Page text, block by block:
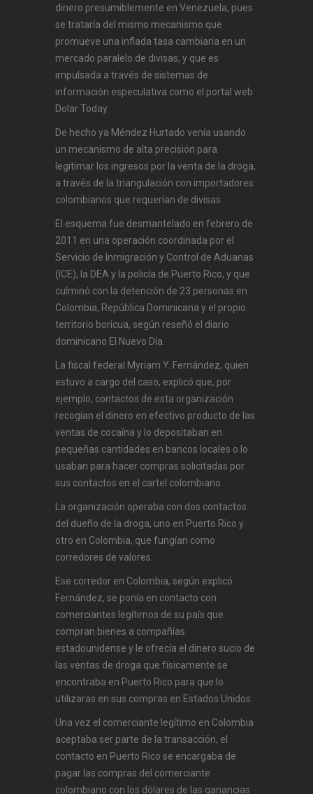
dinero presumiblemente en Venezuela, pues
se trataría del mismo mecanismo que
promueve una inflada tasa cambiaria en un
mercado paralelo de divisas, y que es
impulsada a través de sistemas de
información especulativa como el portal web
Dolar Today.
De hecho ya Méndez Hurtado venía usando
un mecanismo de alta precisión para
legitimar los ingresos por la venta de la droga,
a través de la triangulación con importadores
colombianos que requerían de divisas.
El esquema fue desmantelado en febrero de
2011 en una operación coordinada por el
Servicio de Inmigración y Control de Aduanas
(ICE), la DEA y la policía de Puerto Rico, y que
culminó con la detención de 23 personas en
Colombia, República Dominicana y el propio
territorio boricua, según reseñó el diario
dominicano El Nuevo Día.
La fiscal federal Myriam Y. Fernández, quien
estuvo a cargo del caso, explicó que, por
ejemplo, contactos de esta organización
recogían el dinero en efectivo producto de las
ventas de cocaína y lo depositaban en
pequeñas cantidades en bancos locales o lo
usaban para hacer compras solicitadas por
sus contactos en el cartel colombiano.
La organización operaba con dos contactos
del dueño de la droga, uno en Puerto Rico y
otro en Colombia, que fungían como
corredores de valores.
Ese corredor en Colombia, según explicó
Fernández, se ponía en contacto con
comerciantes legítimos de su país que
compran bienes a compañías
estadounidense y le ofrecía el dinero sucio de
las ventas de droga que físicamente se
encontraba en Puerto Rico para que lo
utilizaras en sus compras en Estados Unidos.
Una vez el comerciante legítimo en Colombia
aceptaba ser parte de la transacción, el
contacto en Puerto Rico se encargaba de
pagar las compras del comerciante
colombiano con los dólares de las ganancias